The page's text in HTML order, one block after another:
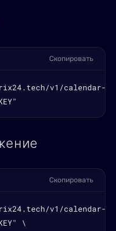
Скопировать
v1/calendar-
Скопировать
v1/calendar-
\